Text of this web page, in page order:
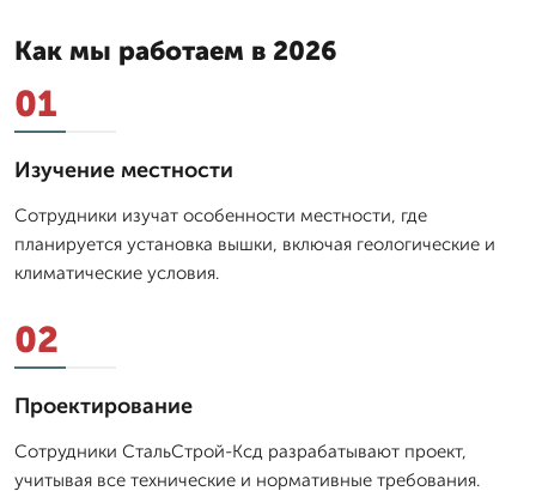
Как мы работаем в 2026
01
Изучение местности
Сотрудники изучат особенности местности, где
планируется установка вышки, включая геологические и
климатические условия.
02
Проектирование
Сотрудники СтальСтрой-Ксд разрабатывают проект,
учитывая все технические и нормативные требования.